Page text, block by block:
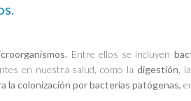
Entre ellos se incluyen
en nuestra salud, como ladigestión , la
la colonización por bacterias patógenas,